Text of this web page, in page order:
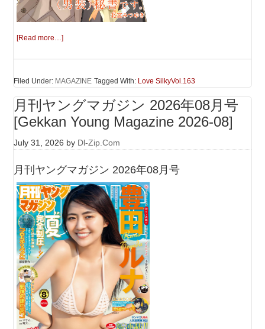
[Read more…]
Filed Under: MAGAZINE Tagged With: Love SilkyVol.163
月刊ヤングマガジン 2026年08月号
[Gekkan Young Magazine 2026-08]
July 31, 2026 by Dl-Zip.Com
月刊ヤングマガジン 2026年08月号